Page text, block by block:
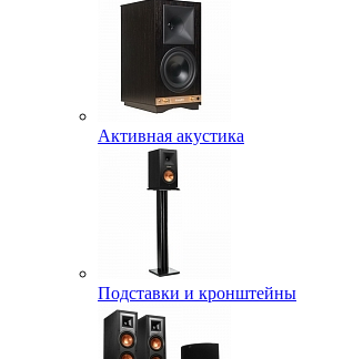
Активная акустика
Подставки и кронштейны